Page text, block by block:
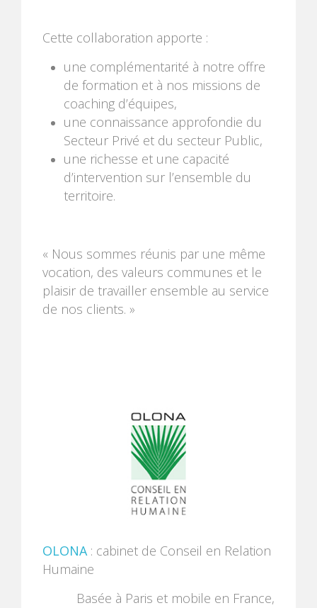
Cette collaboration apporte :
une complémentarité à notre offre
de formation et à nos missions de
coaching d’équipes,
une connaissance approfondie du
Secteur Privé et du secteur Public,
une richesse et une capacité
d’intervention sur l’ensemble du
territoire.
« Nous sommes réunis par une même
vocation, des valeurs communes et le
plaisir de travailler ensemble au service
de nos clients. »
OLONA : cabinet de Conseil en Relation
Humaine
Basée à Paris et mobile en France,